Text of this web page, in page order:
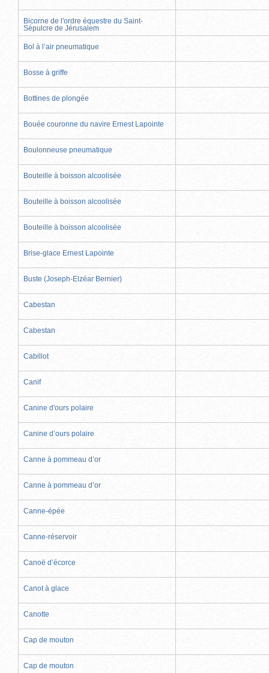
Bicorne de l'ordre équestre du Saint-
Sépulcre de Jérusalem
Bol à l’air pneumatique
Bosse à griffe
Bottines de plongée
Bouée couronne du navire Ernest Lapointe
Boulonneuse pneumatique
Bouteille à boisson alcoolisée
Bouteille à boisson alcoolisée
Bouteille à boisson alcoolisée
Brise-glace Ernest Lapointe
Buste (Joseph-Elzéar Bernier)
Cabestan
Cabestan
Cabillot
Canif
Canine d'ours polaire
Canine d’ours polaire
Canne à pommeau d’or
Canne à pommeau d’or
Canne-épée
Canne-réservoir
Canoë d’écorce
Canot à glace
Canotte
Cap de mouton
Cap de mouton